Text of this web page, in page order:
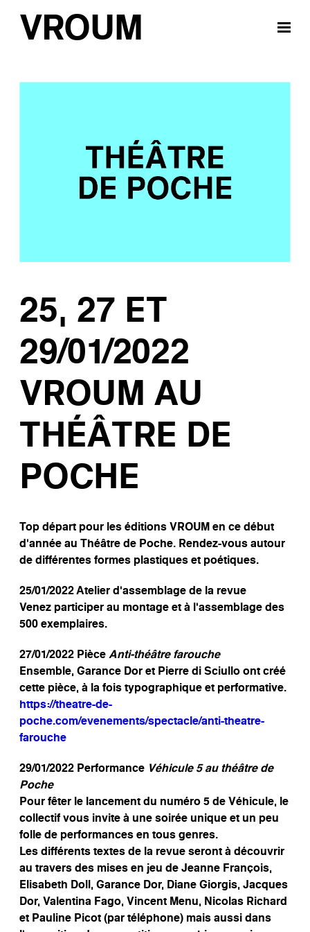
VROUM
25, 27 ET
29/01/2022
VROUM AU
THÉÂTRE DE
POCHE
Top départ pour les éditions VROUM en ce début
d’année au Théâtre de Poche. Rendez-vous autour
de différentes formes plastiques et poétiques.
25/01/2022 Atelier d’assemblage de la revue
Venez participer au montage et à l’assemblage des
500 exemplaires.
27/01/2022 PièceAnti-théâtre farouche
Ensemble, Garance Dor et Pierre di Sciullo ont créé
cette pièce, à la fois typographique et performative.
https://theatre-de-
poche.com/evenements/spectacle/anti-theatre-
farouche
29/01/2022 Performance Véhicule 5 au théâtre de
Poche
Pour fêter le lancement du numéro 5 de Véhicule, le
collectif vous invite à une soirée unique et un peu
folle de performances en tous genres.
Les différents textes de la revue seront à découvrir
au travers des mises en jeu de Jeanne François,
Elisabeth Doll, Garance Dor, Diane Giorgis, Jacques
Dor, Valentina Fago, Vincent Menu, Nicolas Richard
et Pauline Picot (par téléphone) mais aussi dans